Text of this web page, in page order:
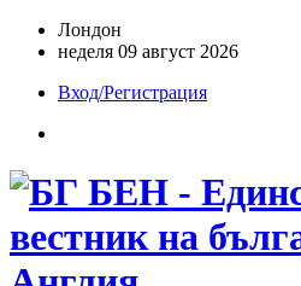
Лондон
неделя 09 август 2026
Вход/Регистрация